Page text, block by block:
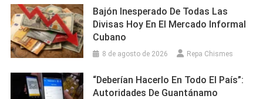
Bajón Inesperado De Todas Las
Divisas Hoy En El Mercado Informal
Cubano
8 de agosto de 2026 Repa Chismes
“Deberían Hacerlo En Todo El País”:
Autoridades De Guantánamo